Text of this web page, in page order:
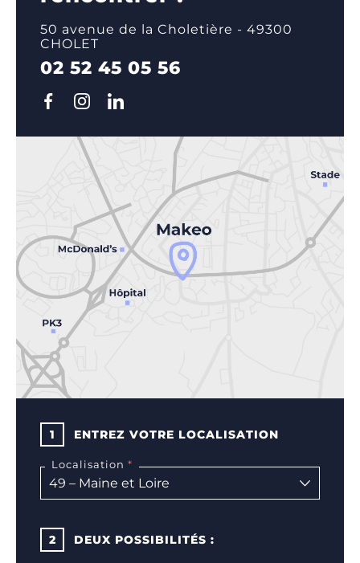
1 ENTREZ VOTRE LOCALISATION
Localisation
2 DEUX POSSIBILITÉS :
50 avenue de la Choletière - 49300
CHOLET
02 52 45 05 56